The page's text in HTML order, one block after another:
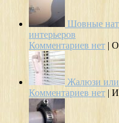
Шовные
интерьеров
Комментариев нет |
Жалюзи
Комментариев нет |